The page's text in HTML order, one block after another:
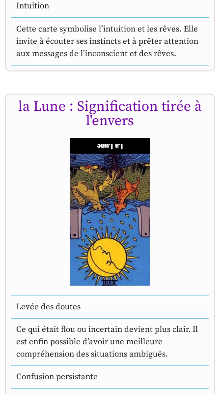
Intuition
Cette carte symbolise l’intuition et les rêves. Elle
invite à écouter ses instincts et à prêter attention
aux messages de l’inconscient et des rêves.
la Lune : Signification tirée à
l'envers
Levée des doutes
Ce qui était flou ou incertain devient plus clair. Il
est enfin possible d’avoir une meilleure
compréhension des situations ambiguës.
Confusion persistante